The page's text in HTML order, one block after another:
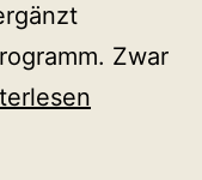
Zwar